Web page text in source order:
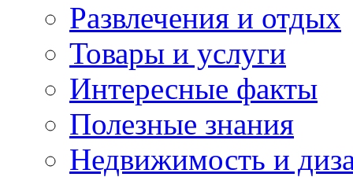
Развлечения и отдых
Товары и услуги
Интересные факты
Полезные знания
Недвижимость и